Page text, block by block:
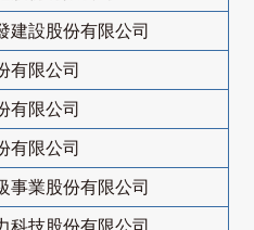
建設股份有限公司
有限公司
有限公司
有限公司
事業股份有限公司
科技股份有限公司